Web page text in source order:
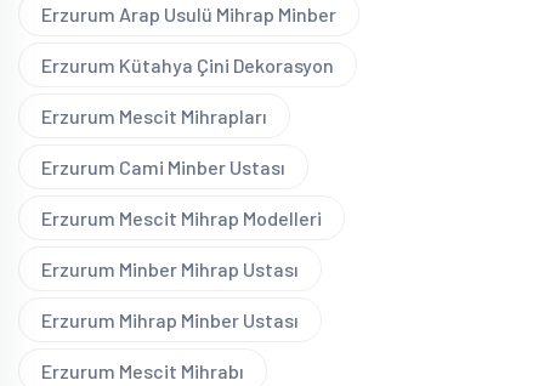
Erzurum Arap Usulü Mihrap Minber
Erzurum Kütahya Çini Dekorasyon
Erzurum Mescit Mihrapları
Erzurum Cami Minber Ustası
Erzurum Mescit Mihrap Modelleri
Erzurum Minber Mihrap Ustası
Erzurum Mihrap Minber Ustası
Erzurum Mescit Mihrabı